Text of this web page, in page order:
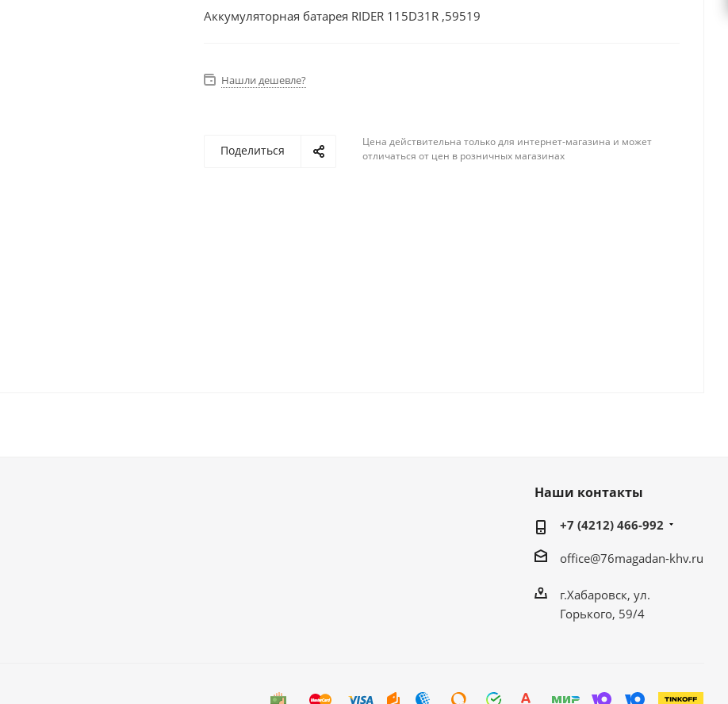
Аккумуляторная батарея RIDER 115D31R ,59519
Нашли дешевле?
Поделиться
Цена действительна только для интернет-магазина и может
отличаться от цен в розничных магазинах
Наши контакты
+7 (4212) 466-992
office@76magadan-khv.ru
г.Хабаровск, ул.
Горького, 59/4